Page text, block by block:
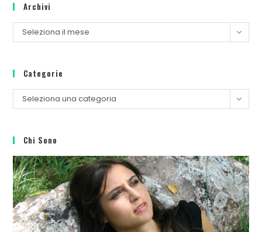
Archivi
Seleziona il mese
Categorie
Seleziona una categoria
Chi Sono